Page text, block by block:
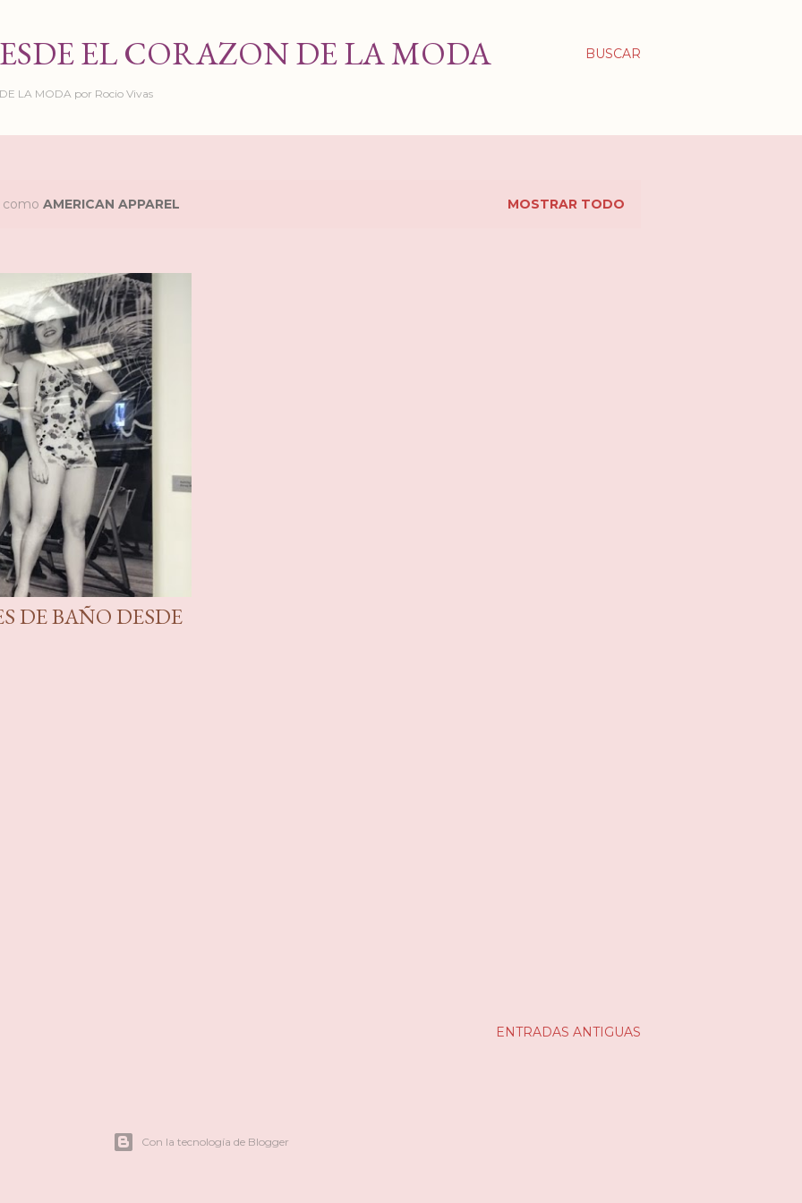
BUSCAR
EL CORAZON DE LA MODA
LA MODA por Rocio Vivas
como AMERICAN APPAREL MOSTRAR TODO
DE BAÑO DESDE
ENTRADAS ANTIGUAS
Con la tecnología de Blogger